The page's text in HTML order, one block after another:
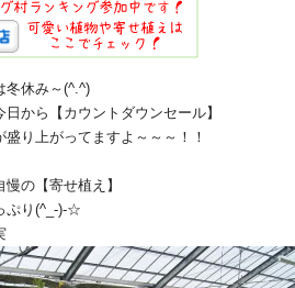
冬休み～(^.^)
日から【カウントダウンセール】
盛り上がってますよ～～～！！
の【寄せ植え】
ぷり(^_-)-☆